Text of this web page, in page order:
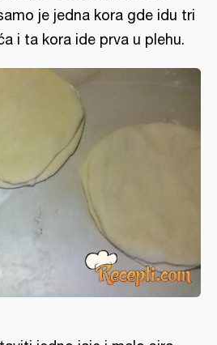
je jedna kora gde idu tri
i ta kora ide prva u plehu.